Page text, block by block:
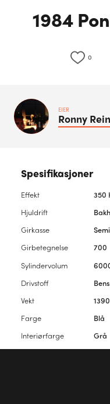
1984
0
EIER
Ronny Rein
Spesifikasjoner
Effekt
350
Hjuldrift
Girkasse
Girbetegnelse
700
Sylindervolum
Drivstoff
Vekt
1390
Farge
Blå
Interiørfarge
Grå